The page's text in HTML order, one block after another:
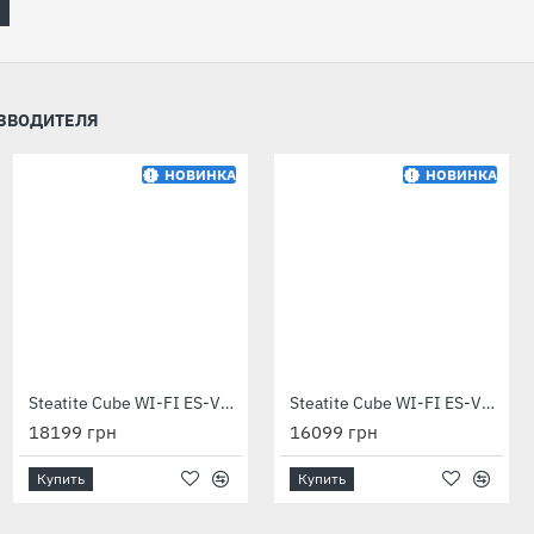
Водонагреватель электрический O'Pro Profi VM 080 D400S 1500W
6699 грн
Купить
НОВИНКА
Steatite Cube WI-FI ES-VM 100 S4 C2 WD 2400W white
18199 грн
Купить
НОВИНКА
Steatite Cube WI-FI ES-VM 75 S4 C2 WD 2400W silver
16099 грн
Купить